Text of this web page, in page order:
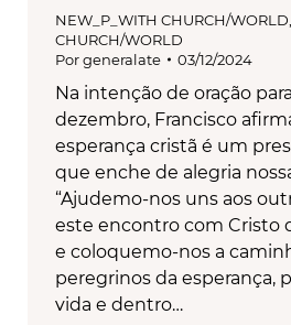
NEW_P_WITH CHURCH/WORLD,
CHURCH/WORLD
Porgeneralate 03/12/2024
Na intenção de oração
dezembro, Francisco
esperança cristã é um
que enche de alegria
“Ajudemo-nos uns aos
este encontro com Cristo
e coloquemo-nos a
peregrinos da esperança,
vida e dentro…